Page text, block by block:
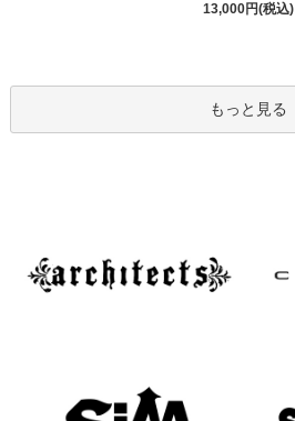
13,000円(税込)
もっと見る